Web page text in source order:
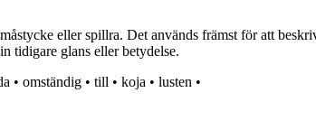
eller spillra. Det används främst för att
tidigare glans eller betydelse.
• omständig • till • koja • lusten •